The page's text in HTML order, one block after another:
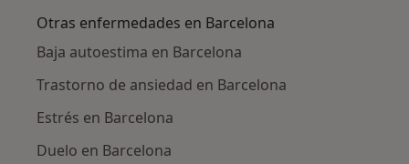
Otras enfermedades en Barcelona
Baja autoestima en Barcelona
Trastorno de ansiedad en Barcelona
Estrés en Barcelona
Duelo en Barcelona